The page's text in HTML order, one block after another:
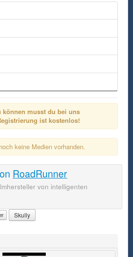
können musst du bei uns
ist kostenlos!
keine Medien vorhanden.
RoadRunner
von intelligenten
Skully